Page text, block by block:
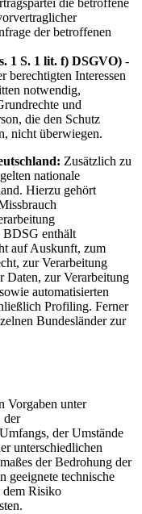
die betroffene
der betroffenen
1 S. 1 lit. f) DSGVO) -
berechtigten Interessen
notwendig,
und
die den Schutz
nicht überwiegen.
Zusätzlich zu
nationale
Hierzu gehört
BDSG enthält
auf Auskunft, zum
zur Verarbeitung
Daten, zur Verarbeitung
automatisierten
Profiling. Ferner
Bundesländer zur
Vorgaben unter
der
der Umstände
unterschiedlichen
der Bedrohung der
geeignete technische
dem Risiko